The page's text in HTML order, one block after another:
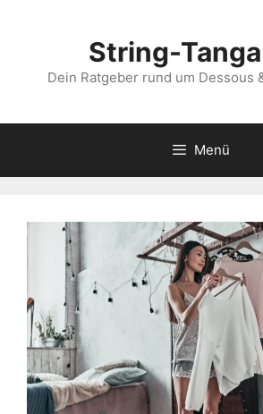
String-
Dein Ratgeber rund um Dessous
Menü